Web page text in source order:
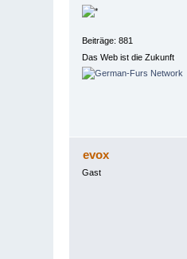
Beiträge: 881
Das Web ist die Zukunft
evox
Gast